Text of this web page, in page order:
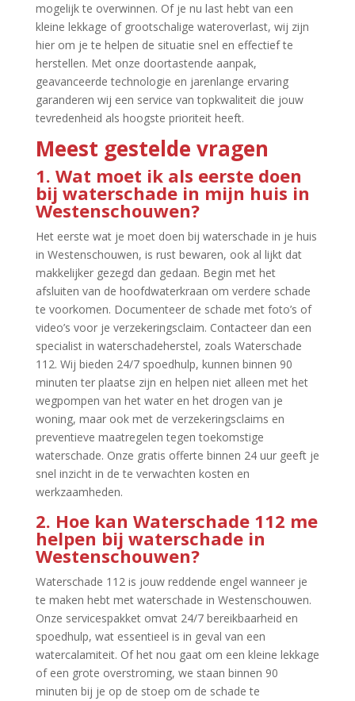
mogelijk te overwinnen.​ Of je nu last hebt van een
kleine lekkage of grootschalige wateroverlast, wij zijn
hier om je te helpen de situatie snel en effectief te
herstellen.​ Met onze doortastende aanpak,
geavanceerde technologie en jarenlange ervaring
garanderen wij een service van topkwaliteit die jouw
tevredenheid als hoogste prioriteit heeft.​
Meest gestelde vragen
1.​ Wat moet ik als eerste doen
bij waterschade in mijn huis in
Westenschouwen?
Het eerste wat je moet doen bij waterschade in je huis
in Westenschouwen, is rust bewaren, ook al lijkt dat
makkelijker gezegd dan gedaan.​ Begin met het
afsluiten van de hoofdwaterkraan om verdere schade
te voorkomen.​ Documenteer de schade met foto’s of
video’s voor je verzekeringsclaim.​ Contacteer dan een
specialist in waterschadeherstel, zoals Waterschade
112.​ Wij bieden 24/7 spoedhulp, kunnen binnen 90
minuten ter plaatse zijn en helpen niet alleen met het
wegpompen van het water en het drogen van je
woning, maar ook met de verzekeringsclaims en
preventieve maatregelen tegen toekomstige
waterschade.​ Onze gratis offerte binnen 24 uur geeft je
snel inzicht in de te verwachten kosten en
werkzaamheden.​
2.​ Hoe kan Waterschade 112 me
helpen bij waterschade in
Westenschouwen?
Waterschade 112 is jouw reddende engel wanneer je
te maken hebt met waterschade in Westenschouwen.​
Onze servicespakket omvat 24/7 bereikbaarheid en
spoedhulp, wat essentieel is in geval van een
watercalamiteit.​ Of het nou gaat om een kleine lekkage
of een grote overstroming, we staan binnen 90
minuten bij je op de stoep om de schade te